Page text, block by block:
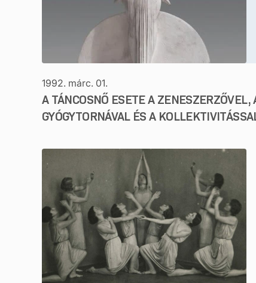
1992. márc. 01.
A TÁNCOSNŐ ESETE A ZENESZERZŐVEL,
GYÓGYTORNÁVAL ÉS A